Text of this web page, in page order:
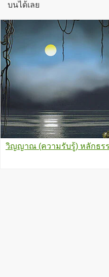
บนได้เลย
วิญญาณ (ความรับรู้) หลักธร